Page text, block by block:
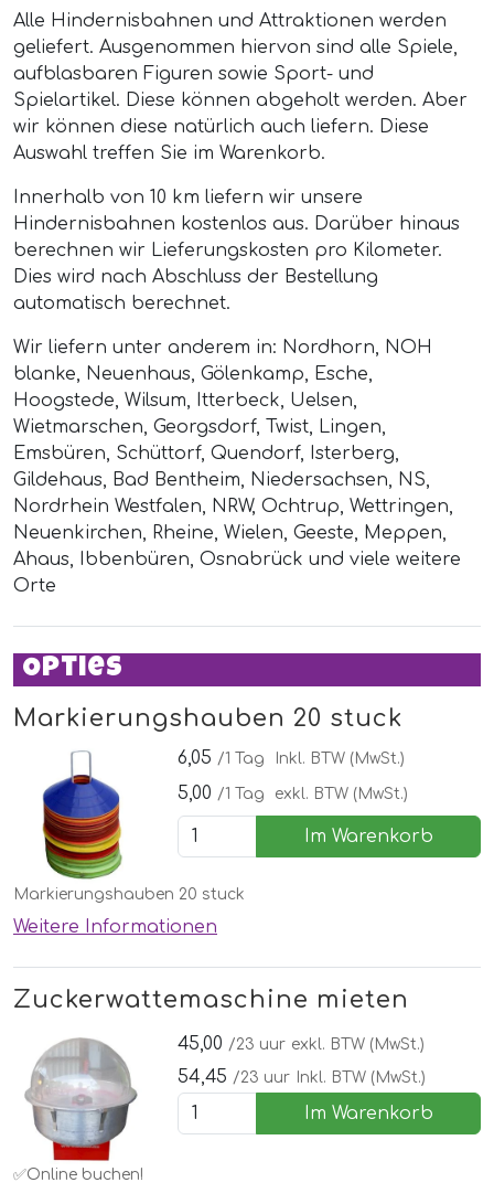
Alle Hindernisbahnen und Attraktionen werden
geliefert. Ausgenommen hiervon sind alle Spiele,
aufblasbaren Figuren sowie Sport- und
Spielartikel. Diese können abgeholt werden. Aber
wir können diese natürlich auch liefern. Diese
Auswahl treffen Sie im Warenkorb.
Innerhalb von 10 km liefern wir unsere
Hindernisbahnen kostenlos aus. Darüber hinaus
berechnen wir Lieferungskosten pro Kilometer.
Dies wird nach Abschluss der Bestellung
automatisch berechnet.
Wir liefern unter anderem in: Nordhorn, NOH
blanke, Neuenhaus, Gölenkamp, Esche,
Hoogstede, Wilsum, Itterbeck, Uelsen,
Wietmarschen, Georgsdorf, Twist, Lingen,
Emsbüren, Schüttorf, Quendorf, Isterberg,
Gildehaus, Bad Bentheim, Niedersachsen, NS,
Nordrhein Westfalen, NRW, Ochtrup, Wettringen,
Neuenkirchen, Rheine, Wielen, Geeste, Meppen,
Ahaus, Ibbenbüren, Osnabrück und viele weitere
Orte
Opties
Markierungshauben 20 stuck
6,05 /1 Tag Inkl. BTW (MwSt.)
5,00 /1 Tag exkl. BTW (MwSt.)
Im Warenkorb
Markierungshauben 20 stuck
Weitere Informationen
Zuckerwattemaschine mieten
45,00 /23 uur exkl. BTW (MwSt.)
54,45 /23 uur Inkl. BTW (MwSt.)
Im Warenkorb
✅Online buchen!